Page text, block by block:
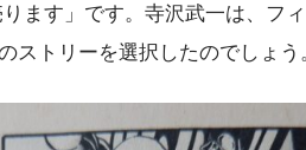
ます」です。寺沢武一は、フ
ストリーを選択したのでしょう